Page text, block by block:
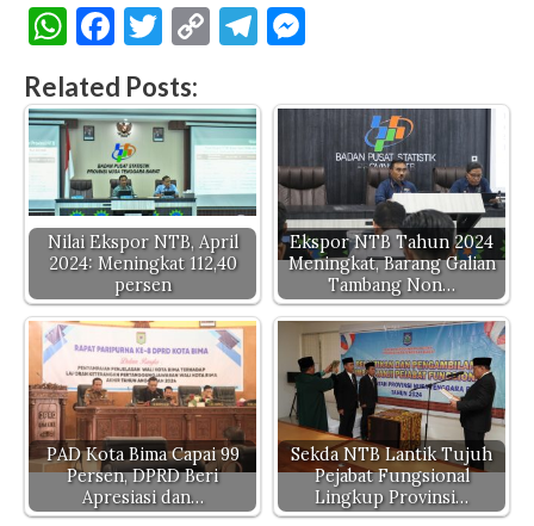
W
at
s
A
p
p
F
a
c
e
b
o
o
k
T
it
te
r
C
p
y
Li
n
k
T
e
m
se
n
g
er
Related Posts:
Nilai Ekspor NTB, April
2024: Meningkat 112,40
persen
Ekspor NTB Tahun 2024
Meningkat, Barang Galian
Tambang Non…
PAD Kota Bima Capai 99
Persen, DPRD Beri
Apresiasi dan…
Sekda NTB Lantik Tujuh
Pejabat Fungsional
Lingkup Provinsi…